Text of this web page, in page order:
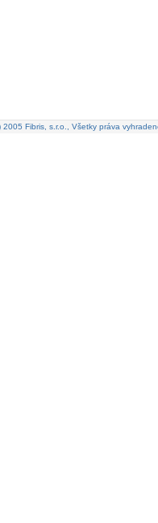
2005 Fibris, s.r.o., Všetky práva